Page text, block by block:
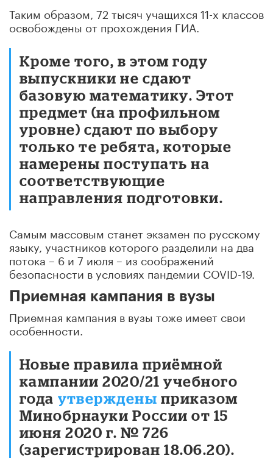
Таким образом, 72 тысяч учащихся 11-х классов
освобождены от прохождения ГИА.
Кроме того, в этом году
выпускники не сдают
базовую математику. Этот
предмет (на профильном
уровне) сдают по выбору
только те ребята, которые
намерены поступать на
соответствующие
направления подготовки.
Самым массовым станет экзамен по русскому
языку, участников которого разделили на два
потока – 6 и 7 июля – из соображений
безопасности в условиях пандемии COVID-19.
Приемная кампания в вузы
Приемная кампания в вузы тоже имеет свои
особенности.
Новые правила приёмной
кампании 2020/21 учебного
года утверждены приказом
Минобрнауки России от 15
июня 2020 г. № 726
(зарегистрирован 18.06.20).